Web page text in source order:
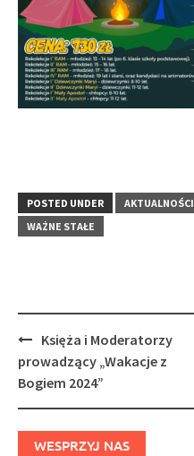
POSTED UNDER AKTUALNOŚCI
WAŻNE STAŁE
Post
navigation
Księża i Moderatorzy
prowadzący „Wakacje z
Bogiem 2024”
WESPRZYJ NAS